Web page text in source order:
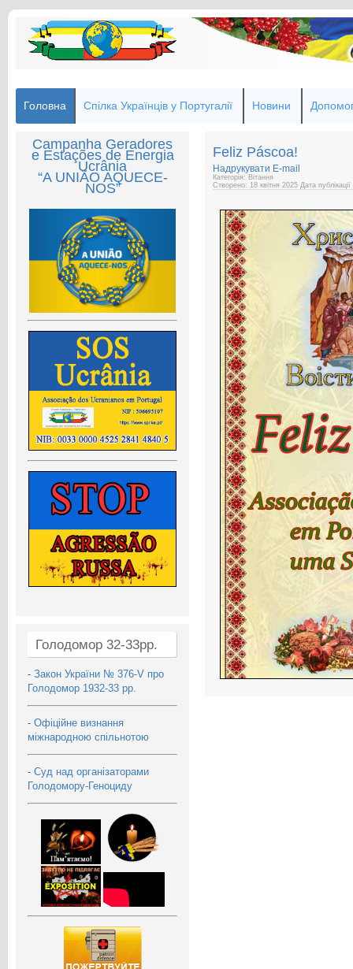
Головна Спілка Українців у Португалії Новини
Campanha Geradores
e Estações de Energia
Ucrânia
“A UNIÃO AQUECE-
NOS”
Голодомор 32-33рр.
- Закон України № 376-V про
Голодомор 1932-33 рр.
- Офіційне визнання
міжнародною спільнотою
- Суд над організаторами
Голодомору-Геноциду
Feliz Páscoa!
Надрукувати E-mail
Категорія: Вітання
Створено: 18 квітня 2025 Дата публікації